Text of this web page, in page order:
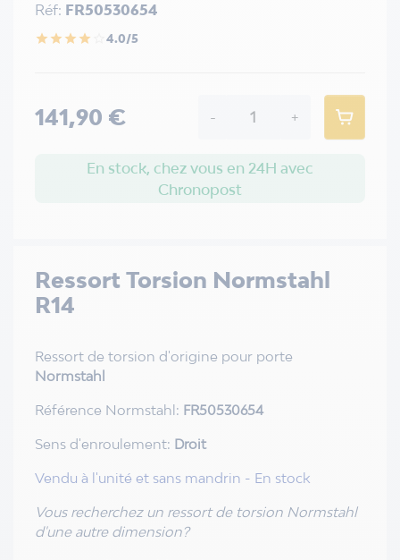
Ressort Torsion Normstahl
R14
Ressort de torsion d'origine pour porte
Normstahl
Référence Normstahl: FR50530654
Sens d'enroulement: Droit
Vendu à l'unité et sans mandrin - En stock
Vous recherchez un ressort de torsion Normstahl
d'une autre dimension?
Réf: FR50530654
star star star star 4.0/5
141,90 € - +
En stock, chez vous en 24H avec
Chronopost